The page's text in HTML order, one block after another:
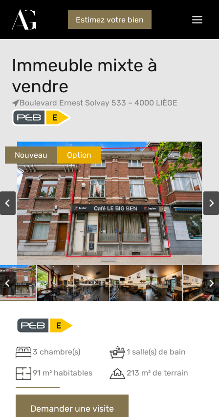
Estimez votre bien
Immeuble mixte à
vendre
Boulevard Ernest Solvay 533 – 4000 LIÈGE
Nouveau Option
3 chambre(s) 1 salle(s) de bain
91 m² habitables 213 m² de terrain
Demander une visite